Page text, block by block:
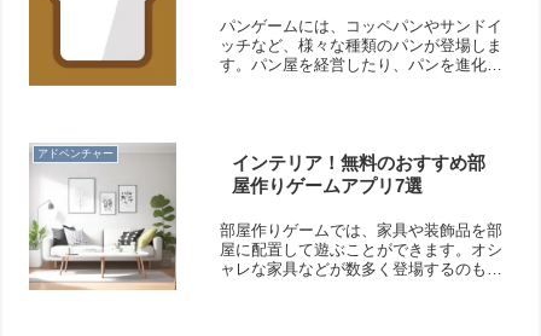
パンゲームには、コッペパンやサンドイ
ッチなど、様々な種類のパンが登場しま
す。パン屋を経営したり、パンを進化さ
アドベンチャー
インテリア！無料のおすすめ部
屋作りゲームアプリ7選
部屋作りゲームでは、家具や装飾品を部
屋に配置して遊ぶことができます。オシ
ャレな家具などが数多く登場するのも魅